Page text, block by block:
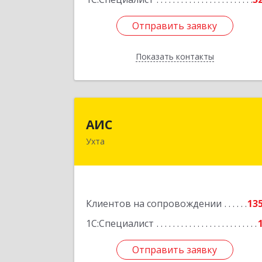
Отправить заявку
Показать контакты
Отправить заявку
Назад
АИС
Ухта
Клиентов на сопровождении
1С:Специалист
1
Отправить заявку
Отправить заявку